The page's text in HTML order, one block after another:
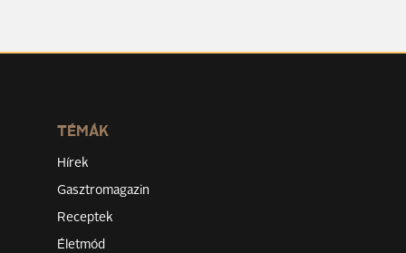
TÉMÁK
Hírek
Gasztromagazin
Receptek
Életmód